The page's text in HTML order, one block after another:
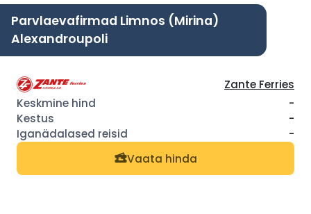
Parvlaevafirmad Limnos (Mirina)
Alexandroupoli
Zante Ferries
-
-
-
Vaata hinda